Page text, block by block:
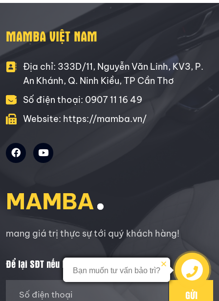
MAMBA VIỆT NAM
Địa chỉ: 333D/11, Nguyễn Văn Linh, KV3, P.
An Khánh, Q. Ninh Kiều, TP Cần Thơ
Số điện thoại: 0907 11 16 49
Website: https://mamba.vn/
mang giá trị thực sự tới quý khách hàng!
Để lại SĐT nếu bạn cần tư vấn:
GỬI
SMS Zalo
Bạn muốn tư vấn bảo trì?
SMS Zalo
Bạn muốn tư vấn bảo trì?